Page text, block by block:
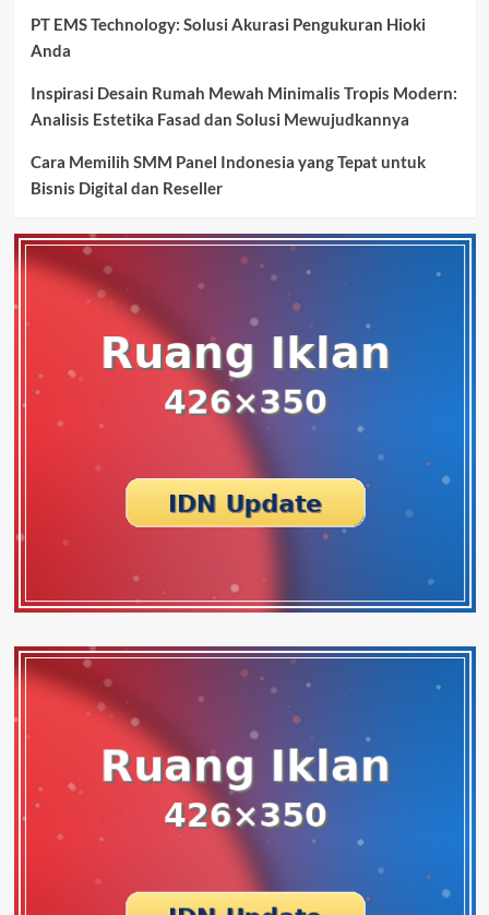
PT EMS Technology: Solusi Akurasi Pengukuran Hioki
Anda
Inspirasi Desain Rumah Mewah Minimalis Tropis Modern:
Analisis Estetika Fasad dan Solusi Mewujudkannya
Cara Memilih SMM Panel Indonesia yang Tepat untuk
Bisnis Digital dan Reseller